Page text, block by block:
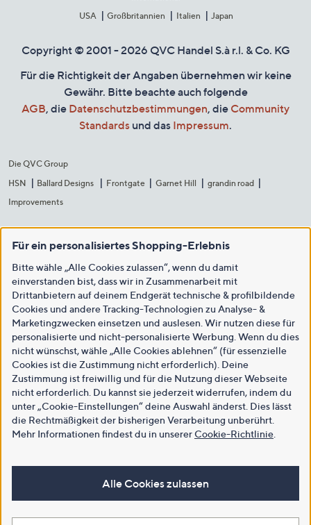
USA
Großbritannien Italien Japan
Copyright © 2001 - 2026 QVC Handel S.à r.l. & Co. KG
Für die Richtigkeit der Angaben übernehmen wir keine
Gewähr. Bitte beachte auch folgende
AGB, die Datenschutzbestimmungen, die Community
Standards und das Impressum.
Die QVC Group
HSN
Ballard Designs Frontgate Garnet Hill
grandin road
Improvements
Für ein personalisiertes Shopping-Erlebnis
Bitte wähle „Alle Cookies zulassen“, wenn du damit
einverstanden bist, dass wir in Zusammenarbeit mit
Drittanbietern auf deinem Endgerät technische & profilbildende
Cookies und andere Tracking-Technologien zu Analyse- &
Marketingzwecken einsetzen und auslesen. Wir nutzen diese für
personalisierte und nicht-personalisierte Werbung. Wenn du dies
nicht wünschst, wähle „Alle Cookies ablehnen“ (für essenzielle
Cookies ist die Zustimmung nicht erforderlich). Deine
Zustimmung ist freiwillig und für die Nutzung dieser Webseite
nicht erforderlich. Du kannst sie jederzeit widerrufen, indem du
unter „Cookie-Einstellungen“ deine Auswahl änderst. Dies lässt
die Rechtmäßigkeit der bisherigen Verarbeitung unberührt.
Mehr Informationen findest du in unsererCookie-Richtlinie
Alle Cookies zulassen